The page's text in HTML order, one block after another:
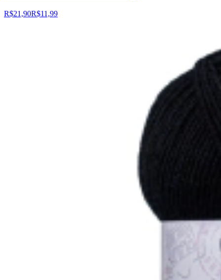
R$21,90R$11,99